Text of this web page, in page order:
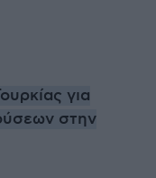
για
στην